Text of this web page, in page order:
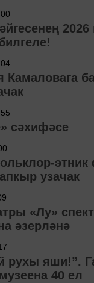
Камаловага
сәхифәсе
этник
узачак
«Лу»
әзерләнә
рухы яши!”.
40 ел